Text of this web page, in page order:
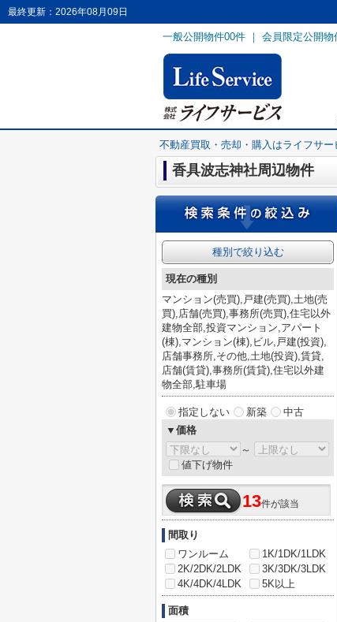
最終更新：2026年08月09日
一般公開物件00件 ｜ 会員限定公開物
不動産買取・売却・購入はライフサー
香具波志神社周辺物件
種別で絞り込む
現在の種別
マンション(売買),戸建(売買),土地(売
買),店舗(売買),事務所(売買),住宅以外
建物全部,投資マンション,アパート
(棟),マンション(棟),ビル,戸建(投資),
店舗事務所,その他,土地(投資),賃貸,
店舗(賃貸),事務所(賃貸),住宅以外建
物全部,駐車場
指定しない 新築
中古
▼価格
～
値下げ物件
13件が該当
間取り
ワンルーム
1K/1DK/1LDK
2K/2DK/2LDK
3K/3DK/3LDK
4K/4DK/4LDK
5K以上
面積